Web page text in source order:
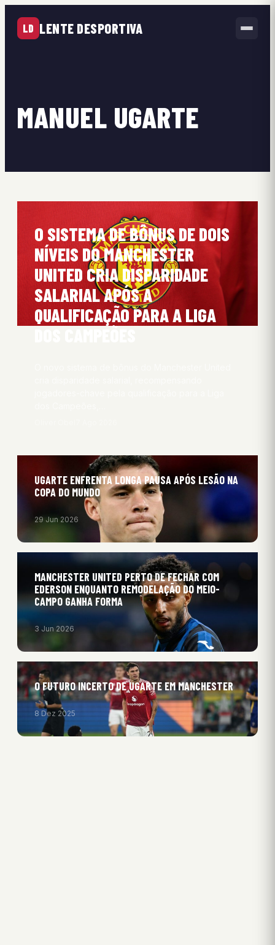
LD LENTE DESPORTIVA
MANUEL UGARTE
O SISTEMA DE BÔNUS DE DOIS
NÍVEIS DO MANCHESTER
UNITED CRIA DISPARIDADE
SALARIAL APÓS A
QUALIFICAÇÃO PARA A LIGA
UGARTE ENFRENTA LONGA PAUSA APÓS LESÃO NA
COPA DO MUNDO
29 Jun 2026
MANCHESTER UNITED PERTO DE FECHAR COM
EDERSON ENQUANTO REMODELAÇÃO DO MEIO-
CAMPO GANHA FORMA
3 Jun 2026
O FUTURO INCERTO DE UGARTE EM MANCHESTER
8 Dez 2025